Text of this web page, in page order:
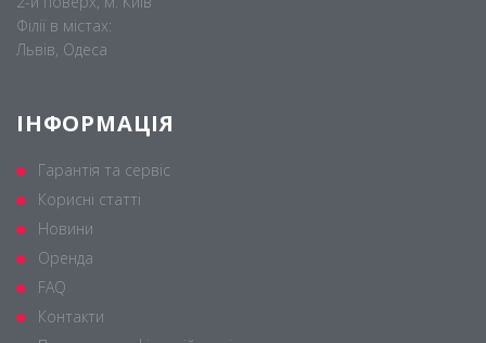
Філії в містах:
Львів, Одеса
ІНФОРМАЦІЯ
Гарантія та сервіс
Корисні статті
Новини
Оренда
FAQ
Контакти